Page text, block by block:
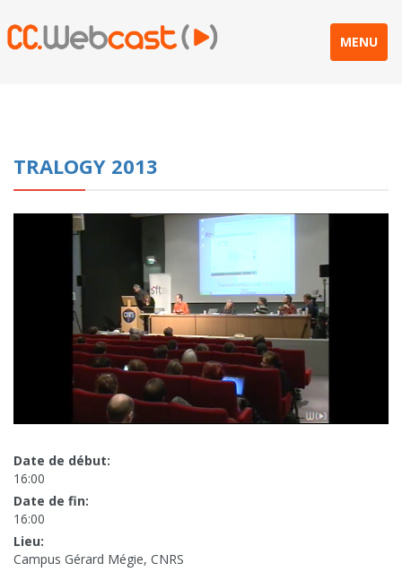
MENU
TRALOGY 2013
Date de début:
16:00
Date de fin:
16:00
Lieu:
Campus Gérard Mégie, CNRS